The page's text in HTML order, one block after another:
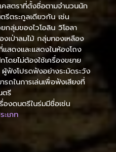
สตราที่ตั้งชื่อตามจำนวนนัก
รีตระกูลเดียวกัน เช่น
กลุ่มของไวโอลิน วิโอลา
งเป่าลมไม้ กลุ่มทองเหลือง
สดงและแสดงในห้องโถง
ดยไม่ต้องใช้เครื่องขยาย
ผู้ฟังโปรดฟังอย่างระมัดระวัง
ถในการเล่นเพื่อฟังเสียงที่
ตรี
งดนตรีในร่มมีชื่อเช่น
เภท